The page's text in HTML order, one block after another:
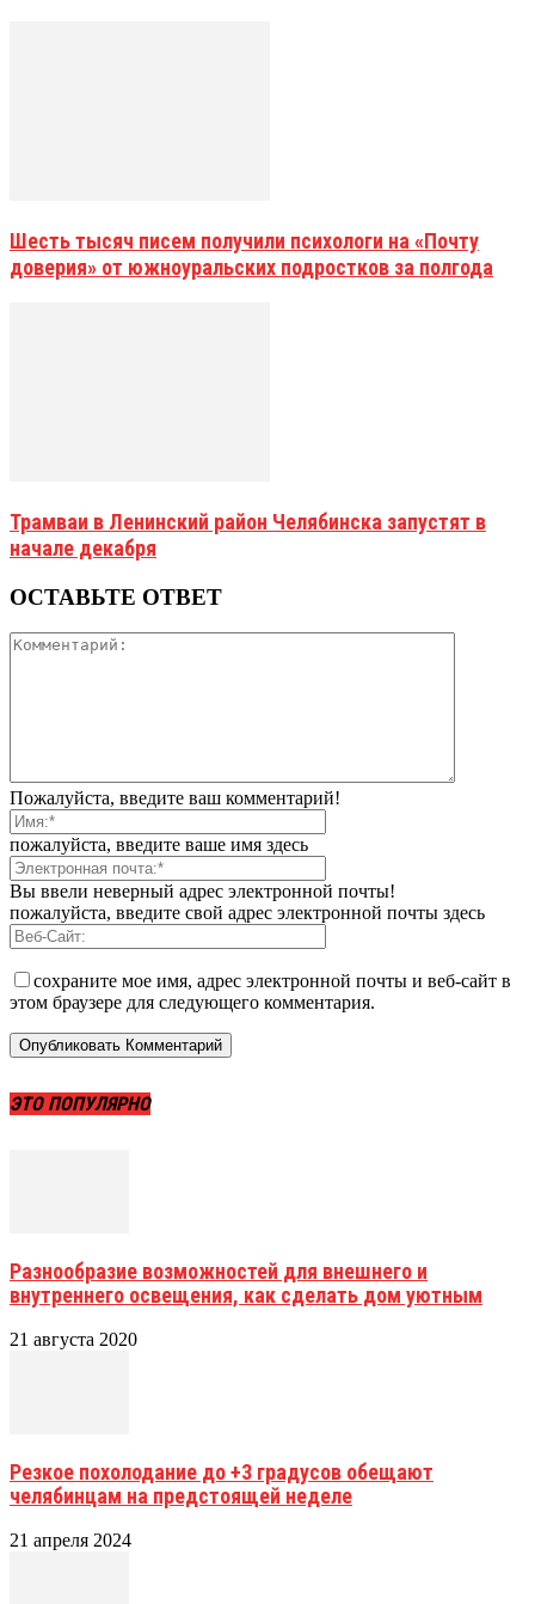
Шесть тысяч писем получили психологи на «Почту
доверия» от южноуральских подростков за полгода
Трамваи в Ленинский район Челябинска запустят в
начале декабря
ОСТАВЬТЕ ОТВЕТ
Пожалуйста, введите ваш комментарий!
пожалуйста, введите ваше имя здесь
Вы ввели неверный адрес электронной почты!
пожалуйста, введите свой адрес электронной почты здесь
сохраните мое имя, адрес электронной почты и веб-сайт в
этом браузере для следующего комментария.
ЭТО ПОПУЛЯРНО
Разнообразие возможностей для внешнего и
внутреннего освещения, как сделать дом уютным
21 августа 2020
Резкое похолодание до +3 градусов обещают
челябинцам на предстоящей неделе
21 апреля 2024